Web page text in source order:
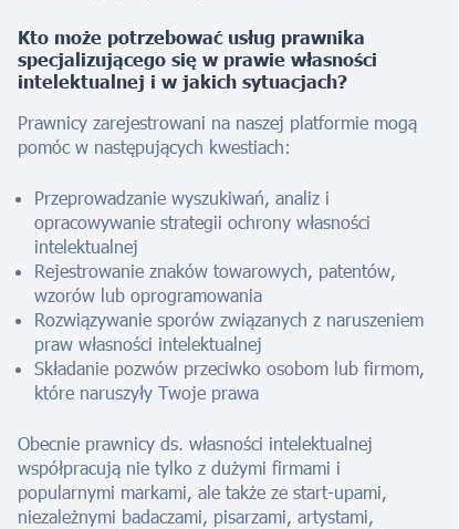
Kto może potrzebować usług prawnika
specjalizującego się w prawie własności
intelektualnej i w jakich sytuacjach?
Prawnicy zarejestrowani na naszej platformie mogą
pomóc w następujących kwestiach:
Przeprowadzanie wyszukiwań, analiz i
opracowywanie strategii ochrony własności
intelektualnej
Rejestrowanie znaków towarowych, patentów,
wzorów lub oprogramowania
Rozwiązywanie sporów związanych z naruszeniem
praw własności intelektualnej
Składanie pozwów przeciwko osobom lub firmom,
które naruszyły Twoje prawa
Obecnie prawnicy ds. własności intelektualnej
współpracują nie tylko z dużymi firmami i
popularnymi markami, ale także ze start-upami,
niezależnymi badaczami, pisarzami, artystami,